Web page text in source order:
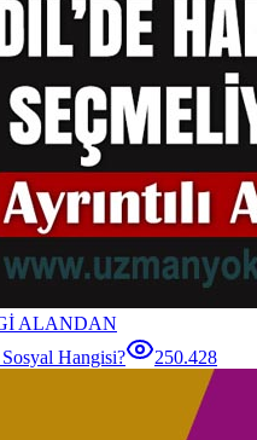
ALANDAN
Hangisi?
250.428